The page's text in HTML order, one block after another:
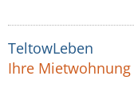
TeltowLeben
Ihre Mietwohnung